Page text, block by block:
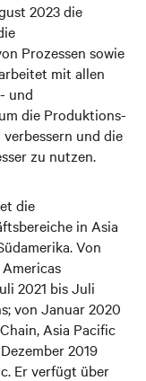
2023 die
Prozessen sowie
mit allen
und
die Produktions-
und die
zu nutzen.
die
in Asia
Von
2021 bis Juli
von Januar 2020
Asia Pacific
2019
Er verfügt über